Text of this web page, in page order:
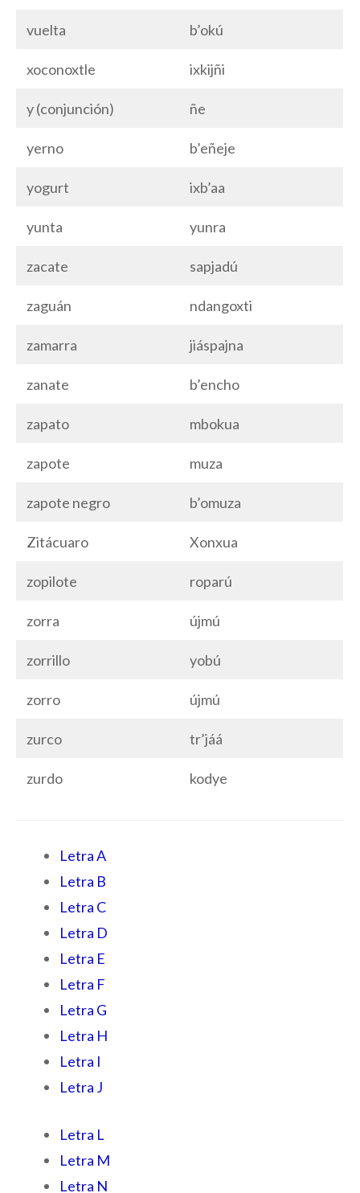
vuelta b’okú
xoconoxtle ixkijñi
y (conjunción) ñe
yerno b’eñeje
yogurt ixb’aa
yunta yunra
zacate sapjadú
zaguán ndangoxti
zamarra jiáspajna
zanate b’encho
zapato mbokua
zapote muza
zapote negro b’omuza
Zitácuaro Xonxua
zopilote roparú
zorra újmú
zorrillo yobú
zorro újmú
zurco tr’jáá
zurdo kodye
Letra A
Letra B
Letra C
Letra D
Letra E
Letra F
Letra G
Letra H
Letra I
Letra J
Letra L
Letra M
Letra N